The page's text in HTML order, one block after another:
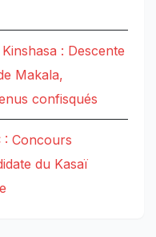
Kinshasa : Descente
Makala,
confisqués
: Concours
du Kasaï